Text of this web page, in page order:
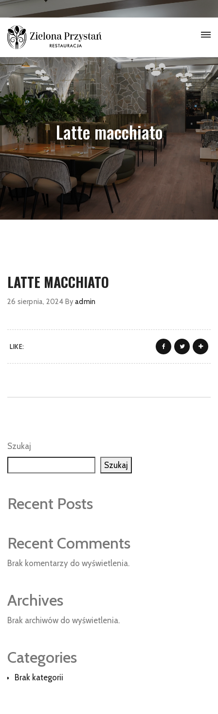
Latte macchiato
LATTE MACCHIATO
26 sierpnia, 2024 Byadmin
LIKE:
Szukaj
Szukaj
Recent Posts
Recent Comments
Brak komentarzy do wyświetlenia.
Archives
Brak archiwów do wyświetlenia.
Categories
Brak kategorii